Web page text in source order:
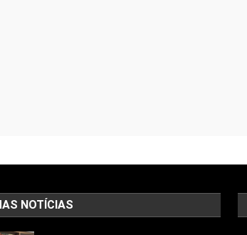
NOTÍCIAS